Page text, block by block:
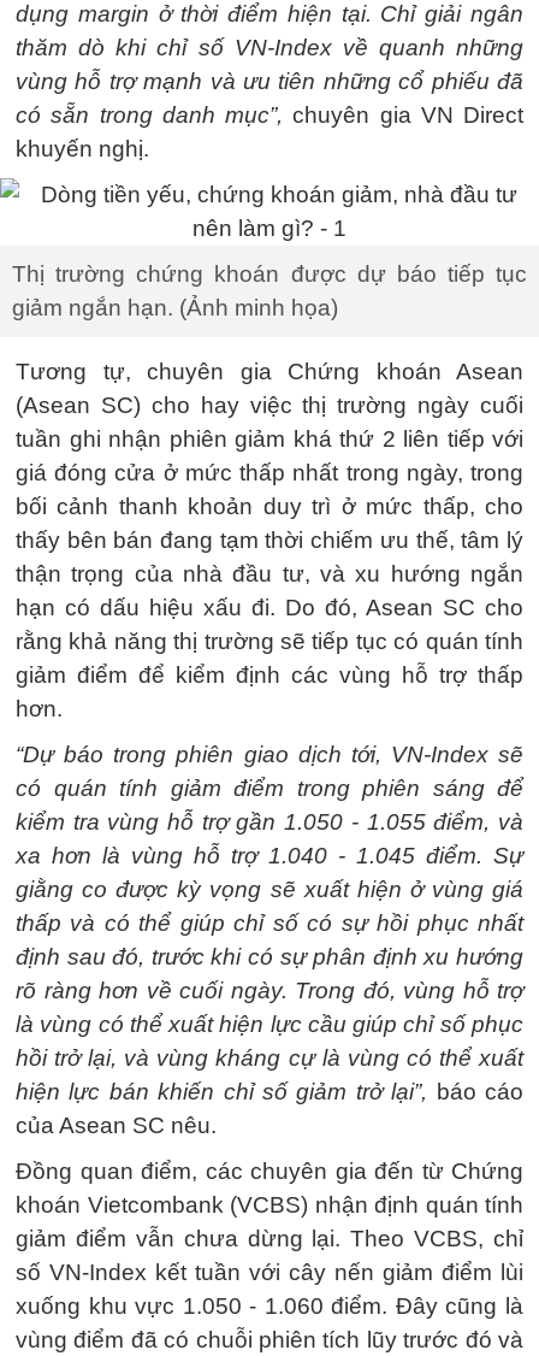
dụng margin ở thời điểm hiện tại. Chỉ giải ngân
thăm dò khi chỉ số VN-Index về quanh những
vùng hỗ trợ mạnh và ưu tiên những cổ phiếu đã
có sẵn trong danh mục”, chuyên gia VN Direct
khuyến nghị.
Thị trường chứng khoán được dự báo tiếp tục
giảm ngắn hạn. (Ảnh minh họa)
Tương tự, chuyên gia Chứng khoán Asean
(Asean SC) cho hay việc thị trường ngày cuối
tuần ghi nhận phiên giảm khá thứ 2 liên tiếp với
giá đóng cửa ở mức thấp nhất trong ngày, trong
bối cảnh thanh khoản duy trì ở mức thấp, cho
thấy bên bán đang tạm thời chiếm ưu thế, tâm lý
thận trọng của nhà đầu tư, và xu hướng ngắn
hạn có dấu hiệu xấu đi. Do đó, Asean SC cho
rằng khả năng thị trường sẽ tiếp tục có quán tính
giảm điểm để kiểm định các vùng hỗ trợ thấp
hơn.
“Dự báo trong phiên giao dịch tới, VN-Index sẽ
có quán tính giảm điểm trong phiên sáng để
kiểm tra vùng hỗ trợ gần 1.050 - 1.055 điểm, và
xa hơn là vùng hỗ trợ 1.040 - 1.045 điểm. Sự
giằng co được kỳ vọng sẽ xuất hiện ở vùng giá
thấp và có thể giúp chỉ số có sự hồi phục nhất
định sau đó, trước khi có sự phân định xu hướng
rõ ràng hơn về cuối ngày. Trong đó, vùng hỗ trợ
là vùng có thể xuất hiện lực cầu giúp chỉ số phục
hồi trở lại, và vùng kháng cự là vùng có thể xuất
hiện lực bán khiến chỉ số giảm trở lại”,
báo cáo
của Asean SC nêu.
Đồng quan điểm, các chuyên gia đến từ Chứng
khoán Vietcombank (VCBS) nhận định quán tính
giảm điểm vẫn chưa dừng lại. Theo VCBS, chỉ
số VN-Index kết tuần với cây nến giảm điểm lùi
xuống khu vực 1.050 - 1.060 điểm. Đây cũng là
vùng điểm đã có chuỗi phiên tích lũy trước đó và